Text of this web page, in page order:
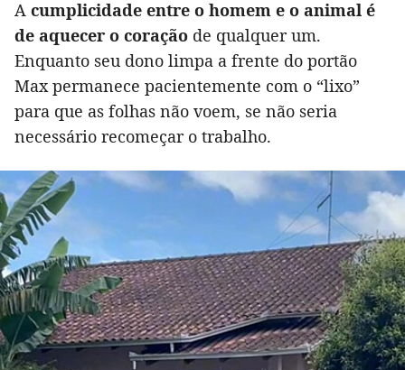
A cumplicidade entre o homem e o animal é
de aquecer o coração de qualquer um.
Enquanto seu dono limpa a frente do portão
Max permanece pacientemente com o “lixo”
para que as folhas não voem, se não seria
necessário recomeçar o trabalho.